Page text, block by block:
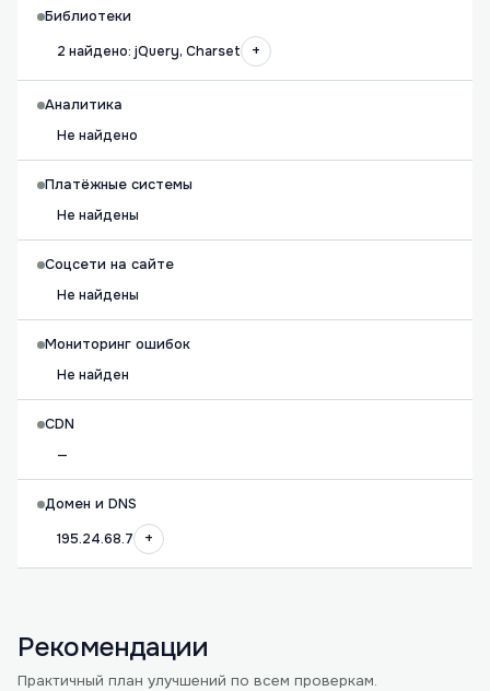
Библиотеки
2 найдено: jQuery, Charset
+
Аналитика
Не найдено
Платёжные системы
Не найдены
Соцсети на сайте
Не найдены
Мониторинг ошибок
Не найден
CDN
—
Домен и DNS
195.24.68.7
+
Рекомендации
Практичный план улучшений по всем проверкам.